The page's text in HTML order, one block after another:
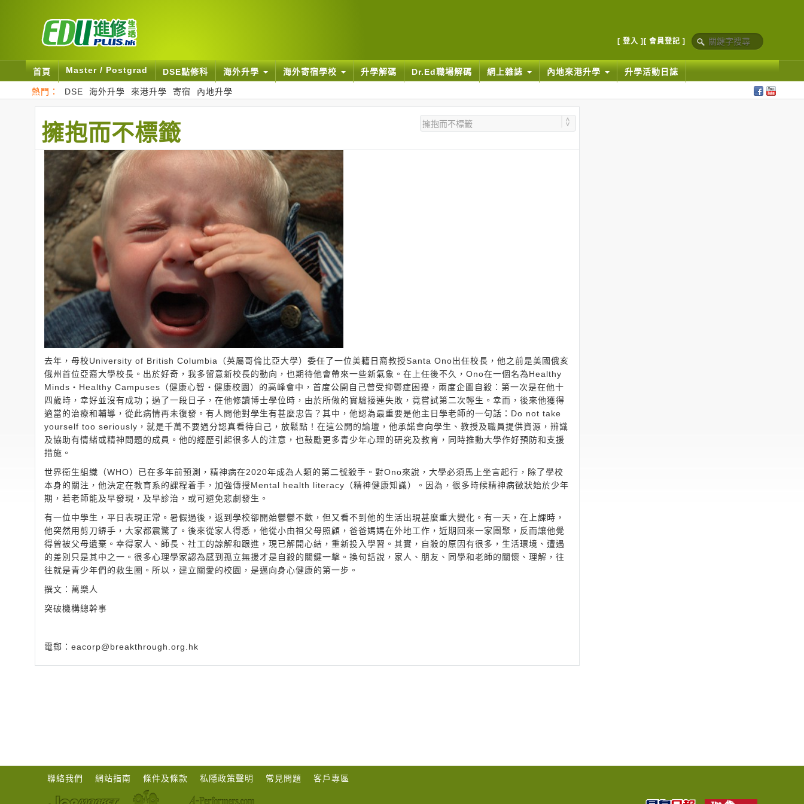
[ 登入 ] [ 會員登記 ]
首頁 Master / Postgrad DSE點修科 海外升學 海外寄宿學校 升學解碼 Dr.Ed職場解碼 網上雜誌 內地來港升學 升學活動日誌
熱門： DSE 海外升學 來港升學 寄宿 內地升學
擁抱而不標籤
去年，母校University of British Columbia（英屬哥倫比亞大學）委任了一位美籍日裔教授Santa Ono出任校長，他之前是美國俄亥
俄州首位亞裔大學校長。出於好奇，我多留意新校長的動向，也期待他會帶來一些新氣象。在上任後不久，Ono在一個名為Healthy
Minds‧Healthy Campuses（健康心智‧健康校園）的高峰會中，首度公開自己曾受抑鬱症困擾，兩度企圖自殺：第一次是在他十
四歲時，幸好並沒有成功；過了一段日子，在他修讀博士學位時，由於所做的實驗接連失敗，竟嘗試第二次輕生。幸而，後來他獲得
適當的治療和輔導，從此病情再未復發。有人問他對學生有甚麼忠告？其中，他認為最重要是他主日學老師的一句話：Do not take
yourself too seriously，就是千萬不要過分認真看待自己，放鬆點！在這公開的論壇，他承諾會向學生、教授及職員提供資源，辨識
及協助有情緒或精神問題的成員。他的經歷引起很多人的注意，也鼓勵更多青少年心理的研究及教育，同時推動大學作好預防和支援
措施。
世界衞生組織（WHO）已在多年前預測，精神病在2020年成為人類的第二號殺手。對Ono來說，大學必須馬上坐言起行，除了學校
本身的關注，他決定在教育系的課程着手，加強傳授Mental health literacy（精神健康知識）。因為，很多時候精神病徵狀始於少年
期，若老師能及早發現，及早診治，或可避免悲劇發生。
有一位中學生，平日表現正常。暑假過後，返到學校卻開始鬱鬱不歡，但又看不到他的生活出現甚麼重大變化。有一天，在上課時，
他突然用剪刀鎅手，大家都震驚了。後來從家人得悉，他從小由祖父母照顧，爸爸媽媽在外地工作，近期回來一家團聚，反而讓他覺
得曾被父母遺棄。幸得家人、師長、社工的諒解和跟進，現已解開心結，重新投入學習。其實，自殺的原因有很多，生活環境、遭遇
的差別只是其中之一。很多心理學家認為感到孤立無援才是自殺的關鍵一擊。換句話說，家人、朋友、同學和老師的關懷、理解，往
往就是青少年們的救生圈。所以，建立關愛的校園，是邁向身心健康的第一步。
撰文：萬樂人
突破機構總幹事
電郵： eacorp@breakthrough.org.hk
聯絡我們 網站指南 條件及條款 私隱政策聲明 常見問題 客戶專區